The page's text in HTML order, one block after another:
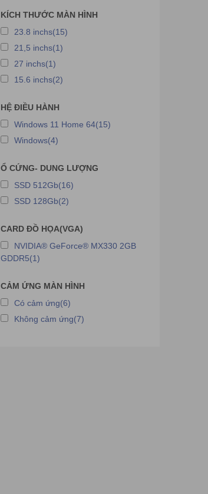
KÍCH THƯỚC MÀN HÌNH
23.8 inchs(15)
21,5 inchs(1)
27 inchs(1)
15.6 inchs(2)
HỆ ĐIỀU HÀNH
Windows 11 Home 64(15)
Windows(4)
Ổ CỨNG- DUNG LƯỢNG
SSD 512Gb(16)
SSD 128Gb(2)
CARD ĐỒ HỌA(VGA)
NVIDIA® GeForce® MX330 2GB
GDDR5(1)
CẢM ỨNG MÀN HÌNH
Có cảm ứng(6)
Không cảm ứng(7)